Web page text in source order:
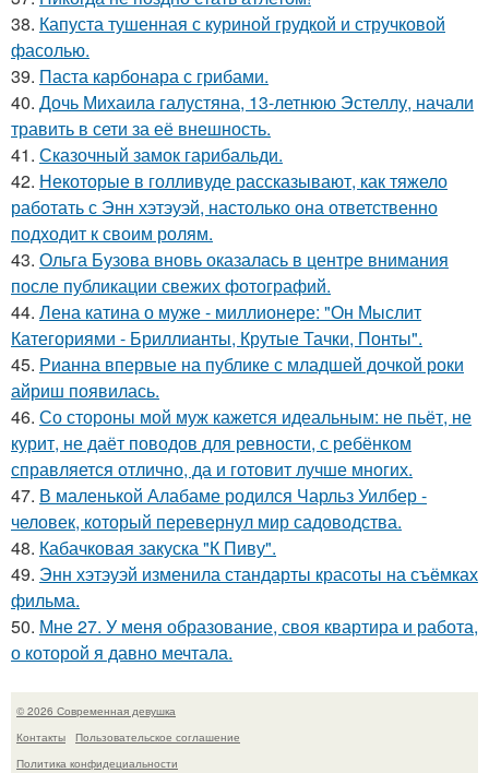
38. Капуста тушенная с куриной грудкой и стручковой
фасолью.
39. Паста карбонара с грибами.
40. Дочь Михаила галустяна, 13-летнюю Эстеллу, начали
травить в сети за её внешность.
41. Сказочный замок гарибальди.
42. Некоторые в голливуде рассказывают, как тяжело
работать с Энн хэтэуэй, настолько она ответственно
подходит к своим ролям.
43. Ольга Бузова вновь оказалась в центре внимания
после публикации свежих фотографий.
44. Лена катина о муже - миллионере: "Он Мыслит
Категориями - Бриллианты, Крутые Тачки, Понты".
45. Рианна впервые на публике с младшей дочкой роки
айриш появилась.
46. Со стороны мой муж кажется идеальным: не пьёт, не
курит, не даёт поводов для ревности, с ребёнком
справляется отлично, да и готовит лучше многих.
47. В маленькой Алабаме родился Чарльз Уилбер -
человек, который перевернул мир садоводства.
48. Кабачковая закуска "К Пиву".
49. Энн хэтэуэй изменила стандарты красоты на съёмках
фильма.
50. Мне 27. У меня образование, своя квартира и работа,
о которой я давно мечтала.
© 2026 Современная девушка
Контакты
Пользовательское соглашение
Политика конфидециальности